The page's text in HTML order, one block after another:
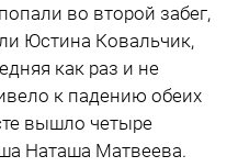
во второй забег,
Юстина Ковальчик,
как раз и не
к падению обеих
вышло четыре
Наташа Матвеева.